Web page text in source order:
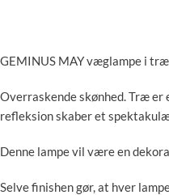
GEMINUS MAY væglampe i træ
Overraskende skønhed. Træ er
refleksion skaber et
Denne lampe vil være en
Selve finishen gør, at hver